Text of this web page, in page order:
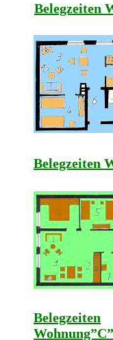
Belegzeiten
Belegzeiten
Belegzeiten
Wohnung”C”